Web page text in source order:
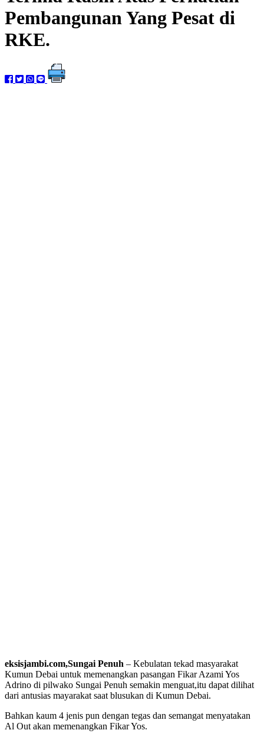
Pembangunan Yang Pesat di
RKE.
eksisjambi.com,Sungai Penuh – Kebulatan tekad masyarakat
Kumun Debai untuk memenangkan pasangan Fikar Azami Yos
Adrino di pilwako Sungai Penuh semakin menguat,itu dapat dilihat
dari antusias mayarakat saat blusukan di Kumun Debai.
Bahkan kaum 4 jenis pun dengan tegas dan semangat menyatakan
Al Out akan memenangkan Fikar Yos.